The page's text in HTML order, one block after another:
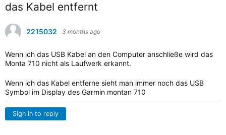
das Kabel entfernt
2215032 3 months ago
Wenn ich das USB Kabel an den Computer anschließe wird das
Monta 710 nicht als Laufwerk erkannt.
Wenn ich das Kabel entferne sieht man immer noch das USB
Symbol im Display des Garmin montan 710
Sign in to reply